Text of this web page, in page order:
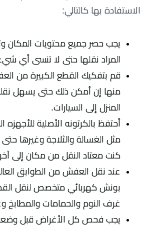
الاستفادة بها كالتالي:
يجب حصر جميع محتويات المكان
المراد نقلها حتى لا تنسى أي شيء
قم بتفكيك القطع الكبيرة من
منها إن أمكن ذلك حتى يسهل
المنزل إلى السيارات.
أحتفظ بالكرتونه الأصلية للأجهزه
مثل الغسالة والثلاجة وغيرها
كنت معتاد النقل من مكان إلى
عند نقل العفش من الطوابق
بونش كهربائي متخصص لنقل
غرف النوم والحمامات والمطابخ
يجب فحص كل الأغراض قبل